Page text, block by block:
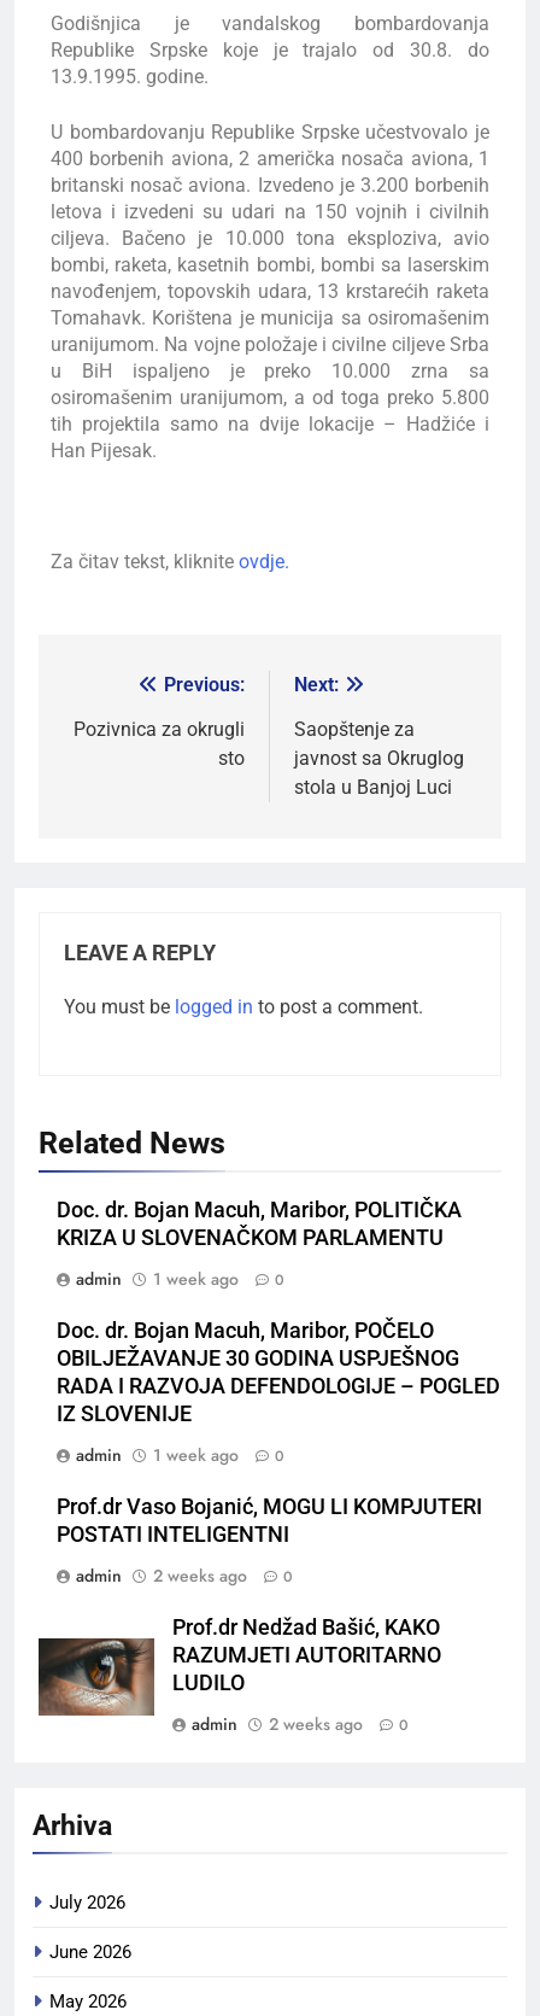
Godišnjica je vandalskog bombardovanja
Republike Srpske koje je trajalo od 30.8. do
13.9.1995. godine.
U bombardovanju Republike Srpske učestvovalo je
400 borbenih aviona, 2 američka nosača aviona, 1
britanski nosač aviona. Izvedeno je 3.200 borbenih
letova i izvedeni su udari na 150 vojnih i civilnih
ciljeva. Bačeno je 10.000 tona eksploziva, avio
bombi, raketa, kasetnih bombi, bombi sa laserskim
navođenjem, topovskih udara, 13 krstarećih raketa
Tomahavk. Korištena je municija sa osiromašenim
uranijumom. Na vojne položaje i civilne ciljeve Srba
u BiH ispaljeno je preko 10.000 zrna sa
osiromašenim uranijumom, a od toga preko 5.800
tih projektila samo na dvije lokacije – Hadžiće i
Han Pijesak.
Za čitav tekst, kliknite ovdje.
Previous:
Pozivnica za okrugli
sto
Next:
Saopštenje za
javnost sa Okruglog
stola u Banjoj Luci
LEAVE A REPLY
You must be logged in to post a comment.
Related News
Doc. dr. Bojan Macuh, Maribor, POLITIČKA
KRIZA U SLOVENAČKOM PARLAMENTU
admin
1 week ago 0
Doc. dr. Bojan Macuh, Maribor, POČELO
OBILJEŽAVANJE 30 GODINA USPJEŠNOG
RADA I RAZVOJA DEFENDOLOGIJE – POGLED
IZ SLOVENIJE
admin
1 week ago 0
Prof.dr Vaso Bojanić, MOGU LI KOMPJUTERI
POSTATI INTELIGENTNI
admin
2 weeks ago 0
Prof.dr Nedžad Bašić, KAKO
RAZUMJETI AUTORITARNO
LUDILO
admin
2 weeks ago 0
Arhiva
July 2026
June 2026
May 2026